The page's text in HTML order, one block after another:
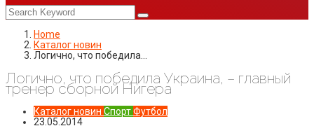
Home
Каталог новин
Логично, что победила…
Логично, что победила Украина, – главный
тренер сборной Нигера
Каталог новин СпортФутбол
23.05.2014